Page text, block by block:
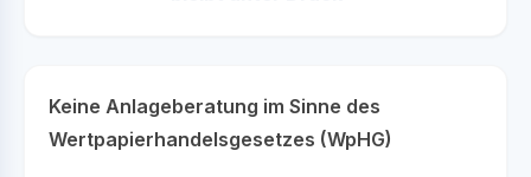
Keine Anlageberatung im Sinne des
Wertpapierhandelsgesetzes (WpHG)